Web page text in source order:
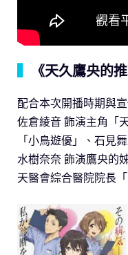
《天久鷹央的
配合本次開播時期與
佐倉綾音 飾演主角「
「小鳥遊優」、石見
水樹奈奈 飾演鷹央的
天醫會綜合醫院院長